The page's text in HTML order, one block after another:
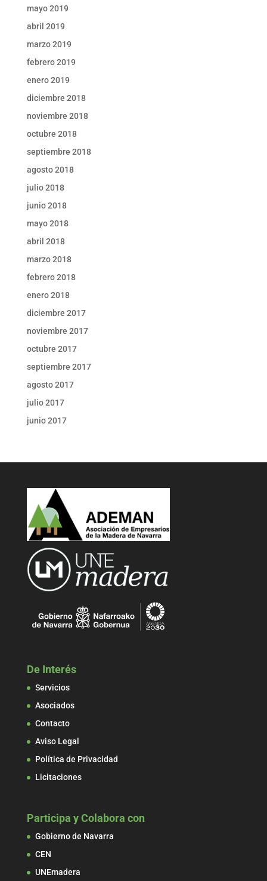
mayo 2019
abril 2019
marzo 2019
febrero 2019
enero 2019
diciembre 2018
noviembre 2018
octubre 2018
septiembre 2018
agosto 2018
julio 2018
junio 2018
mayo 2018
abril 2018
marzo 2018
febrero 2018
enero 2018
diciembre 2017
noviembre 2017
octubre 2017
septiembre 2017
agosto 2017
julio 2017
junio 2017
De Interés
Servicios
Asociados
Contacto
Aviso Legal
Política de Privacidad
Licitaciones
Participa y Colabora con
Gobierno de Navarra
CEN
UNEmadera